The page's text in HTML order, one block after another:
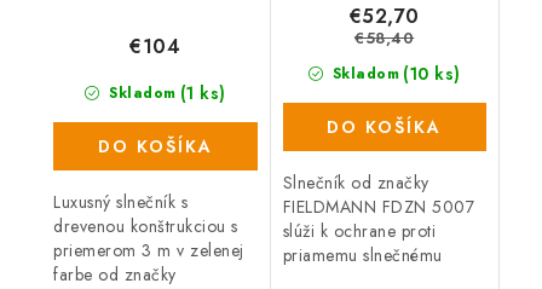
Skladom (1 ks)
€104
DO KOŠÍKA
Luxusný slnečník s
drevenou konštrukciou s
priemerom 3 m v zelenej
farbe od značky
Skladom (10 ks)
€52,70
€58,40
DO KOŠÍKA
Slnečník od značky
FIELDMANN FDZN 5007
slúži k ochrane proti
priamemu slnečnému